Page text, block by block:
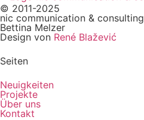
© 2011-2025
nic communication & consulting
Bettina Melzer
Design von René Blažević
Seiten
Neuigkeiten
Projekte
Über uns
Kontakt